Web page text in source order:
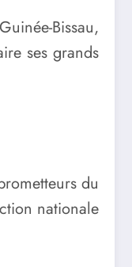
Bissau,
ses grands
du
nationale